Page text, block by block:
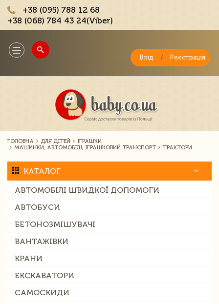
+38 (095) 788 12 68
+38 (068) 784 43 24(Viber)
Toggle
navigation
Вхід / Реєстрація
ГОЛОВНА ДЛЯ ДІТЕЙ
ІГРАШКИ
МАШИНКИ, АВТОМОБІЛІ, ІГРАШКОВИЙ ТРАНСПОРТ
ТРАКТОРИ
КАТАЛОГ
АВТОМОБІЛІ ШВИДКОЇ ДОПОМОГИ
АВТОБУСИ
БЕТОНОЗМІШУВАЧІ
ВАНТАЖІВКИ
КРАНИ
ЕКСКАВАТОРИ
САМОСКИДИ